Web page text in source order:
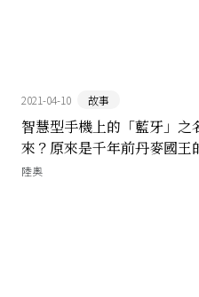
2021-04-10 故事
智慧型手機上的「藍牙」之
來？原來是千年前丹麥國王
陸奧